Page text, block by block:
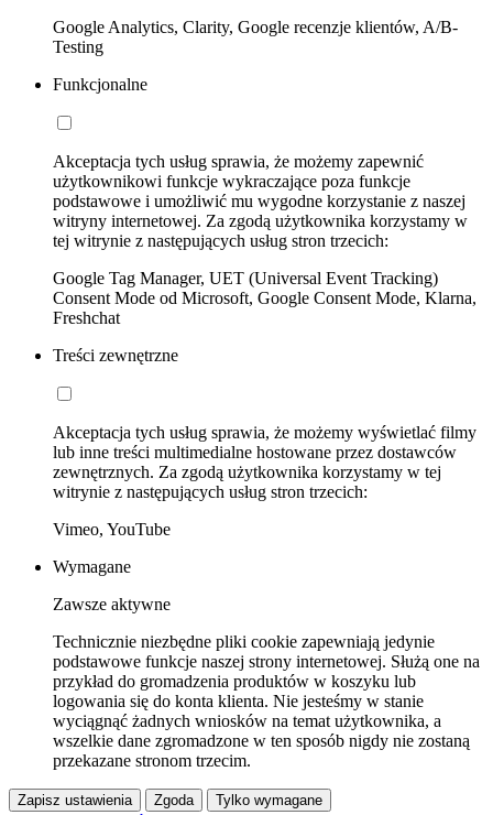
Google Analytics, Clarity, Google recenzje klientów, A/B-
Testing
Funkcjonalne
Akceptacja tych usług sprawia, że możemy zapewnić
użytkownikowi funkcje wykraczające poza funkcje
podstawowe i umożliwić mu wygodne korzystanie z naszej
witryny internetowej. Za zgodą użytkownika korzystamy w
tej witrynie z następujących usług stron trzecich:
Google Tag Manager, UET (Universal Event Tracking)
Consent Mode od Microsoft, Google Consent Mode, Klarna,
Freshchat
Treści zewnętrzne
Akceptacja tych usług sprawia, że możemy wyświetlać filmy
lub inne treści multimedialne hostowane przez dostawców
zewnętrznych. Za zgodą użytkownika korzystamy w tej
witrynie z następujących usług stron trzecich:
Vimeo, YouTube
Wymagane
Zawsze aktywne
Technicznie niezbędne pliki cookie zapewniają jedynie
podstawowe funkcje naszej strony internetowej. Służą one na
przykład do gromadzenia produktów w koszyku lub
logowania się do konta klienta. Nie jesteśmy w stanie
wyciągnąć żadnych wniosków na temat użytkownika, a
wszelkie dane zgromadzone w ten sposób nigdy nie zostaną
przekazane stronom trzecim.
Zapisz ustawienia Zgoda Tylko wymagane